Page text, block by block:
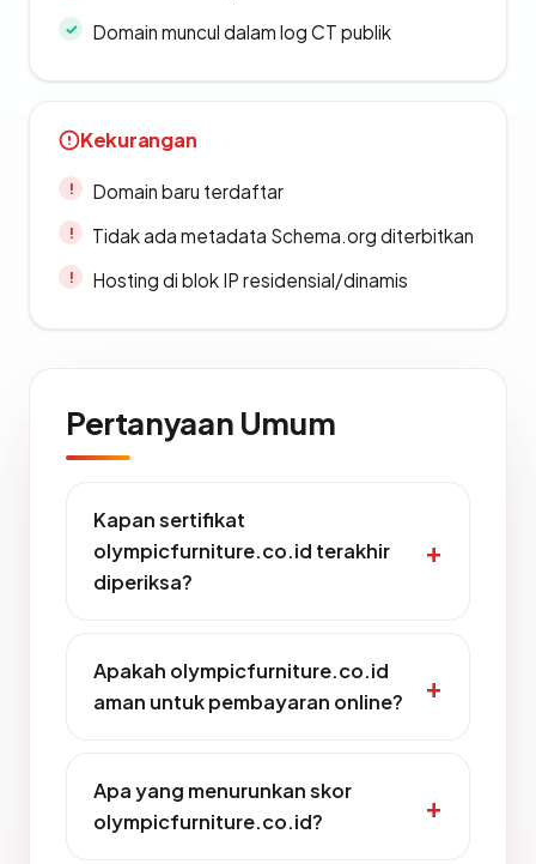
Domain muncul dalam log CT publik
Kekurangan
Domain baru terdaftar
Tidak ada metadata Schema.org diterbitkan
Hosting di blok IP residensial/dinamis
Pertanyaan Umum
Kapan sertifikat
olympicfurniture.co.id terakhir
diperiksa?
Apakah olympicfurniture.co.id
aman untuk pembayaran online?
Apa yang menurunkan skor
olympicfurniture.co.id?